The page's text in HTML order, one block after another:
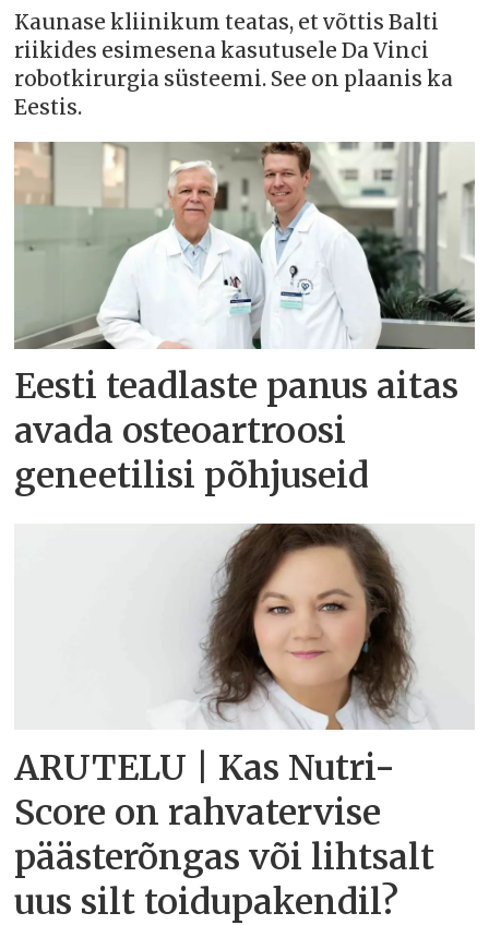
Kaunase kliinikum teatas, et võttis Balti
riikides esimesena kasutusele Da Vinci
robotkirurgia süsteemi. See on plaanis ka
Eestis.
Eesti teadlaste panus aitas
avada osteoartroosi
geneetilisi põhjuseid
ARUTELU | Kas Nutri-
Score on rahvatervise
päästerõngas või lihtsalt
uus silt toidupakendil?